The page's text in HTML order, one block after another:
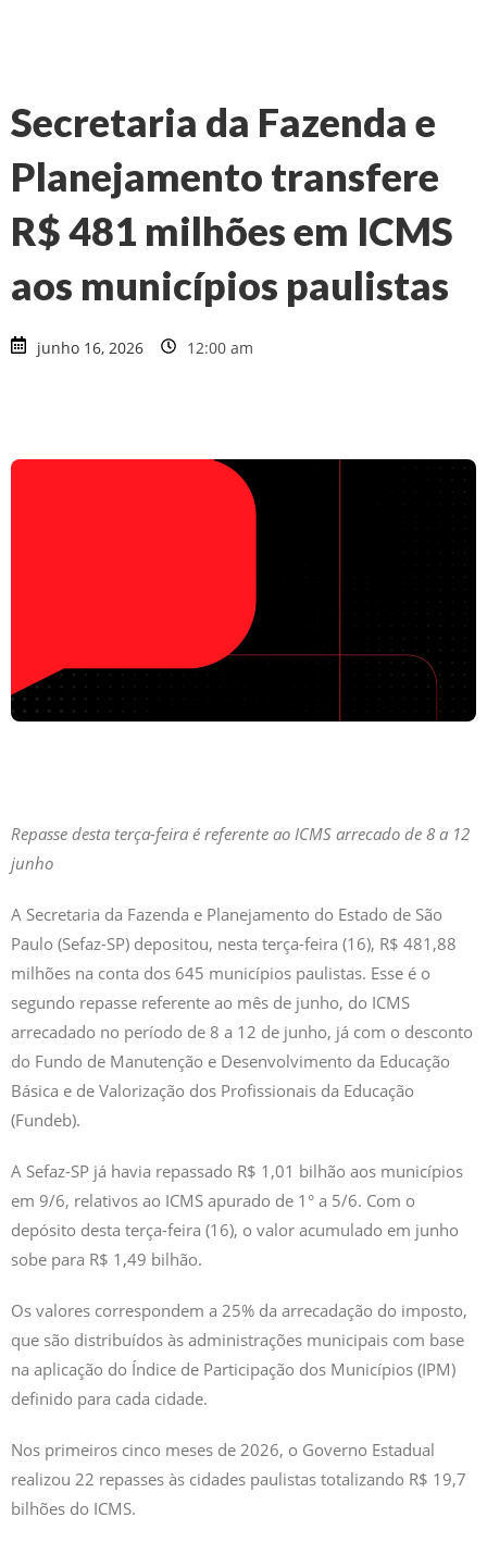
Secretaria da Fazenda e
Planejamento transfere
R$ 481 milhões em ICMS
aos municípios paulistas
junho 16, 2026 12:00 am
Repasse desta terça-feira é referente ao ICMS arrecado de 8 a 12
junho
A Secretaria da Fazenda e Planejamento do Estado de São
Paulo (Sefaz-SP) depositou, nesta terça-feira (16), R$ 481,88
milhões na conta dos 645 municípios paulistas. Esse é o
segundo repasse referente ao mês de junho, do ICMS
arrecadado no período de 8 a 12 de junho, já com o desconto
do Fundo de Manutenção e Desenvolvimento da Educação
Básica e de Valorização dos Profissionais da Educação
(Fundeb).
A Sefaz-SP já havia repassado R$ 1,01 bilhão aos municípios
em 9/6, relativos ao ICMS apurado de 1° a 5/6. Com o
depósito desta terça-feira (16), o valor acumulado em junho
sobe para R$ 1,49 bilhão.
Os valores correspondem a 25% da arrecadação do imposto,
que são distribuídos às administrações municipais com base
na aplicação do Índice de Participação dos Municípios (IPM)
definido para cada cidade.
Nos primeiros cinco meses de 2026, o Governo Estadual
realizou 22 repasses às cidades paulistas totalizando R$ 19,7
bilhões do ICMS.